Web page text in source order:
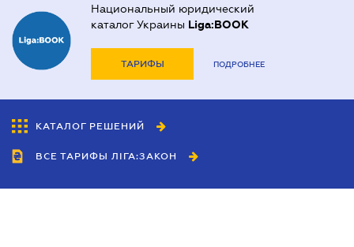
Национальный юридический
каталог Украины Liga:BOOK
ТАРИФЫ ПОДРОБНЕЕ
КАТАЛОГ РЕШЕНИЙ
ВСЕ ТАРИФЫ ЛІГА:ЗАКОН